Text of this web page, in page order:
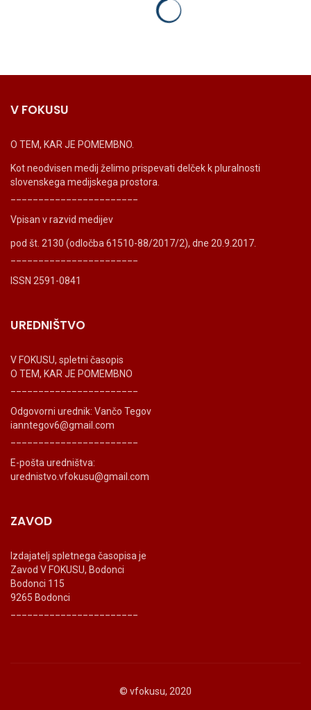
V FOKUSU
O TEM, KAR JE POMEMBNO.
Kot neodvisen medij želimo prispevati delček k pluralnosti
slovenskega medijskega prostora.
Vpisan v razvid medijev
pod št. 2130 (odločba 61510-88/2017/2), dne 20.9.2017.
ISSN 2591-0841
UREDNIŠTVO
V FOKUSU, spletni časopis
O TEM, KAR JE POMEMBNO
Odgovorni urednik: Vančo Tegov
ianntegov6@gmail.com
E-pošta uredništva:
urednistvo.vfokusu@gmail.com
ZAVOD
Izdajatelj spletnega časopisa je
Zavod V FOKUSU, Bodonci
Bodonci 115
9265 Bodonci
© vfokusu, 2020